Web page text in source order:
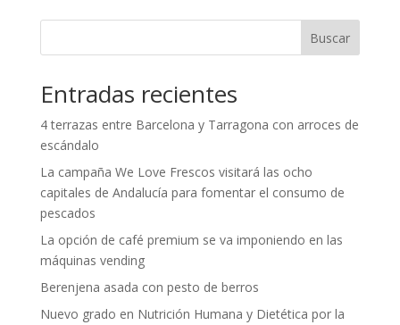
Buscar
Entradas recientes
4 terrazas entre Barcelona y Tarragona con arroces de
escándalo
La campaña We Love Frescos visitará las ocho
capitales de Andalucía para fomentar el consumo de
pescados
La opción de café premium se va imponiendo en las
máquinas vending
Berenjena asada con pesto de berros
Nuevo grado en Nutrición Humana y Dietética por la